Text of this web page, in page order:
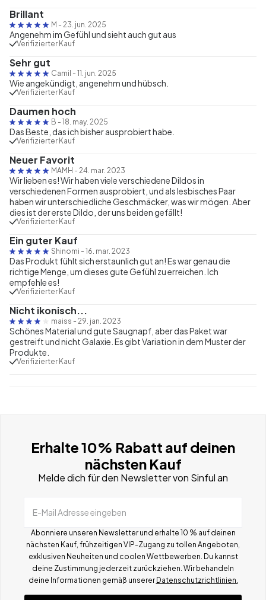
Brillant
M - 23. jun. 2025
Angenehm im Gefühl und sieht auch gut aus
Verifizierter Kauf
Sehr gut
Camil - 11. jun. 2025
Wie angekündigt, angenehm und hübsch.
Verifizierter Kauf
Daumen hoch
B - 18. may. 2025
Das Beste, das ich bisher ausprobiert habe.
Verifizierter Kauf
Neuer Favorit
MAMH - 24. mar. 2023
Wir lieben es! Wir haben viele verschiedene Dildos in
verschiedenen Formen ausprobiert, und als lesbisches Paar
haben wir unterschiedliche Geschmäcker, was wir mögen. Aber
dies ist der erste Dildo, der uns beiden gefällt!
Verifizierter Kauf
Ein guter Kauf
Shinomi - 16. mar. 2023
Das Produkt fühlt sich erstaunlich gut an! Es war genau die
richtige Menge, um dieses gute Gefühl zu erreichen. Ich
empfehle es!
Verifizierter Kauf
Nicht ikonisch...
maiss - 29. jan. 2023
Schönes Material und gute Saugnapf, aber das Paket war
gestreift und nicht Galaxie. Es gibt Variation in dem Muster der
Produkte.
Verifizierter Kauf
Erhalte 10% Rabatt auf deinen
nächsten Kauf
Melde dich für den Newsletter von Sinful an
E-Mail Adresse eingeben
Abonniere unseren Newsletter und erhalte 10 % auf deinen
nächsten Kauf, frühzeitigen VIP-Zugang zu tollen Angeboten,
exklusiven Neuheiten und coolen Wettbewerben. Du kannst
deine Zustimmung jederzeit zurückziehen. Wir behandeln
deine Informationen gemäß unserer Datenschutzrichtlinien.